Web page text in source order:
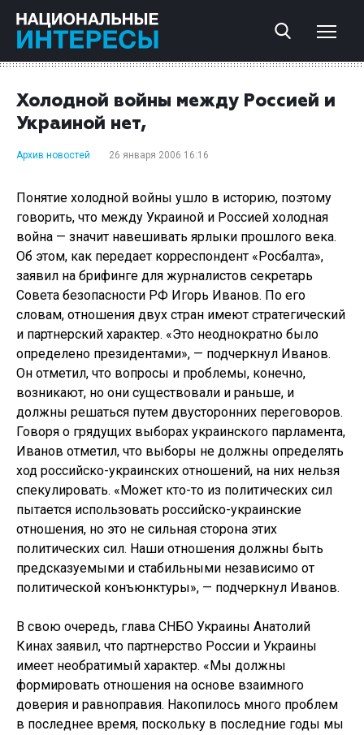
Холодной войны между Россией и
Украиной нет,
Архив новостей 26 января 2006 16:16
Понятие холодной войны ушло в историю, поэтому
говорить, что между Украиной и Россией холодная
война — значит навешивать ярлыки прошлого века.
Об этом, как передает корреспондент «Росбалта»,
заявил на брифинге для журналистов секретарь
Совета безопасности РФ Игорь Иванов. По его
словам, отношения двух стран имеют стратегический
и партнерский характер. «Это неоднократно было
определено президентами», — подчеркнул Иванов.
Он отметил, что вопросы и проблемы, конечно,
возникают, но они существовали и раньше, и
должны решаться путем двусторонних переговоров.
Говоря о грядущих выборах украинского парламента,
Иванов отметил, что выборы не должны определять
ход российско-украинских отношений, на них нельзя
спекулировать. «Может кто-то из политических сил
пытается использовать российско-украинские
отношения, но это не сильная сторона этих
политических сил. Наши отношения должны быть
предсказуемыми и стабильными независимо от
политической конъюнктуры», — подчеркнул Иванов.
В свою очередь, глава СНБО Украины Анатолий
Кинах заявил, что партнерство России и Украины
имеет необратимый характер. «Мы должны
формировать отношения на основе взаимного
доверия и равноправия. Накопилось много проблем
в последнее время, поскольку в последние годы мы